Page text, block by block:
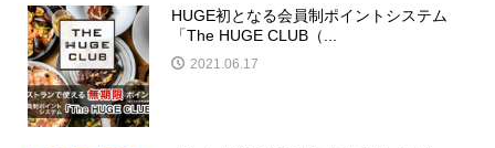
HUGE初となる会員制ポイントシステム
「The HUGE CLUB（...
2021.06.17